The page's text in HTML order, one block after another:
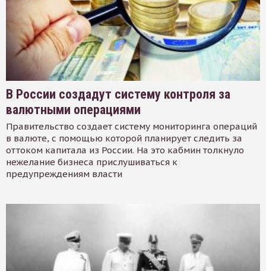
В России создадут систему контроля за
валютными операциями
Правительство создает систему мониторинга операций
в валюте, с помощью которой планирует следить за
оттоком капитала из России. На это кабмин толкнуло
нежелание бизнеса прислушиваться к
предупреждениям власти